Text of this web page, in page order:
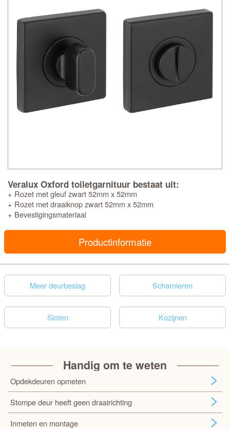
Veralux Oxford toiletgarnituur bestaat uit:
+ Rozet met gleuf zwart 52mm x 52mm
+ Rozet met draaiknop zwart 52mm x 52mm
+ Bevestigingsmateriaal
Productinformatie
Meer deurbeslag Scharnieren
Sloten Kozijnen
Handig om te weten
Opdekdeuren opmeten
Stompe deur heeft geen draairichting
Inmeten en montage